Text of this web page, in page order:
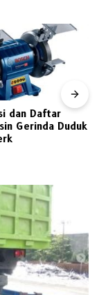
dan Daftar
Gerinda Duduk